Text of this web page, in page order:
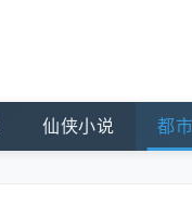
仙侠小说 都